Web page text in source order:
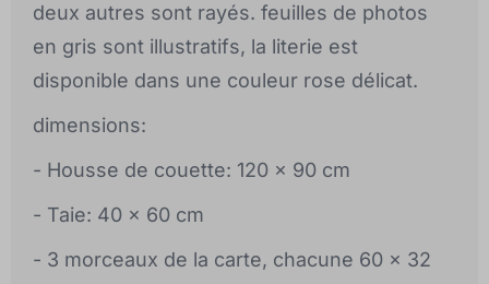
deux autres sont rayés. feuilles de photos
en gris sont illustratifs, la literie est
disponible dans une couleur rose délicat.
dimensions:
- Housse de couette: 120 x 90 cm
- Taie: 40 x 60 cm
- 3 morceaux de la carte, chacune 60 x 32